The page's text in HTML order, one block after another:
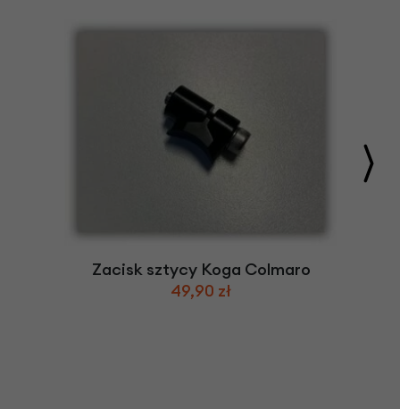
Zacisk sztycy Koga Colmaro
49,90 zł